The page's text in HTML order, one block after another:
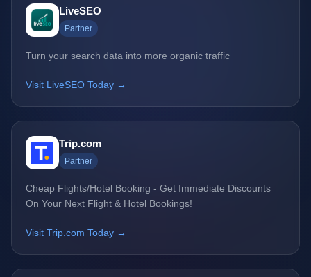
LiveSEO
Partner
Turn your search data into more organic traffic
Visit LiveSEO Today →
Trip.com
Partner
Cheap Flights/Hotel Booking - Get Immediate Discounts
On Your Next Flight & Hotel Bookings!
Visit Trip.com Today →